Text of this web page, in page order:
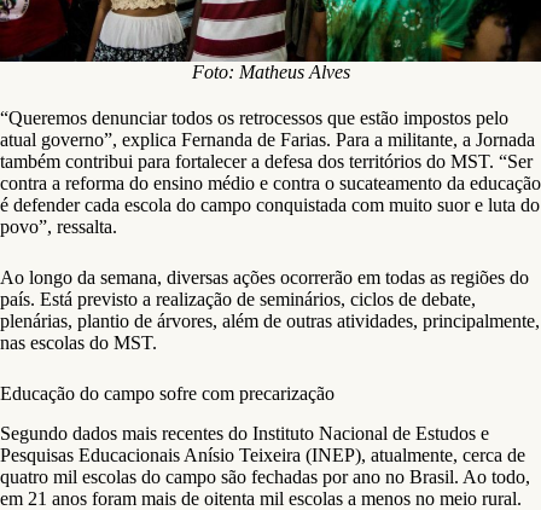
Foto: Matheus Alves
“Queremos denunciar todos os retrocessos que estão impostos pelo
atual governo”, explica Fernanda de Farias. Para a militante, a Jornada
também contribui para fortalecer a defesa dos territórios do MST. “Ser
contra a reforma do ensino médio e contra o sucateamento da educação
é defender cada escola do campo conquistada com muito suor e luta do
povo”, ressalta.
Ao longo da semana, diversas ações ocorrerão em todas as regiões do
país. Está previsto a realização de seminários, ciclos de debate,
plenárias, plantio de árvores, além de outras atividades, principalmente,
nas escolas do MST.
Educação do campo sofre com precarização
Segundo dados mais recentes do Instituto Nacional de Estudos e
Pesquisas Educacionais Anísio Teixeira (INEP), atualmente, cerca de
quatro mil escolas do campo são fechadas por ano no Brasil. Ao todo,
em 21 anos foram mais de oitenta mil escolas a menos no meio rural.